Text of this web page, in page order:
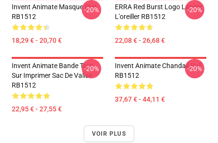
Invent Animate Masque Plat
RB1512
18,29 € - 20,70 €
-20%
ERRA Red Burst Logo Lancer
L'oreiller RB1512
22,08 € - 26,68 €
-20%
Invent Animate Bande Tout
Sur Imprimer Sac De Valise
RB1512
22,95 € - 27,55 €
-20%
Invent Animate Chandail Pull
RB1512
37,67 € - 44,11 €
-20%
VOIR PLUS